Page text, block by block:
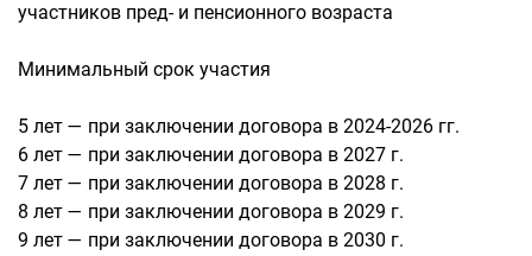
участников пред- и пенсионного возраста
Минимальный срок участия
5 лет — при заключении договора в 2024-2026 гг.
6 лет — при заключении договора в 2027 г.
7 лет — при заключении договора в 2028 г.
8 лет — при заключении договора в 2029 г.
9 лет — при заключении договора в 2030 г.